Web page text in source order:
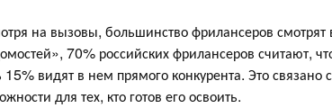
на вызовы, большинство фрилансеров
70% российских фрилансеров считают,
видят в нем прямого конкурента. Это связано
для тех, кто готов его освоить.